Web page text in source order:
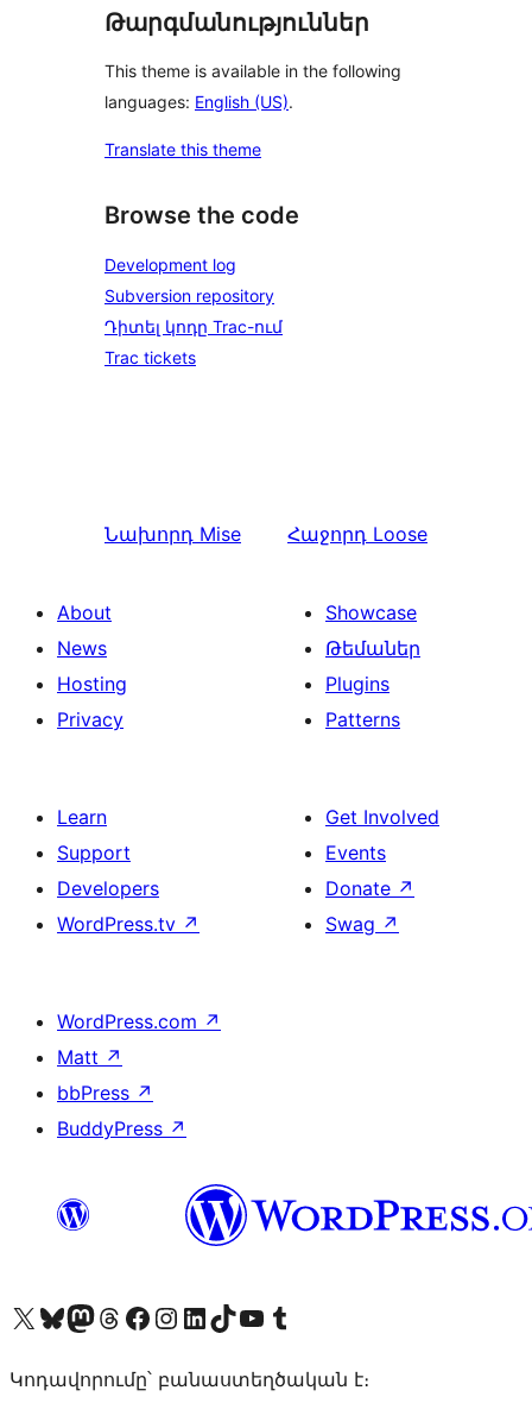
Թարգմանություններ
This theme is available in the following
languages: English (US).
Translate this theme
Browse the code
Development log
Subversion repository
Դիտել կոդը Trac-ում
Trac tickets
Նախորդ Mise Հաջորդ Loose
About
News
Hosting
Privacy
Showcase
Թեմաներ
Plugins
Patterns
Learn
Support
Developers
WordPress.tv ↗
Get Involved
Events
Donate ↗
Swag ↗
WordPress.com ↗
Matt ↗
bbPress ↗
BuddyPress ↗
Visit our X (formerly Twitter) account
Visit our Bluesky account
Visit our Mastodon account
Visit our Threads account
Visit our Facebook page
Visit our Instagram account
Visit our LinkedIn account
Visit our TikTok account
Visit our YouTube channel
Visit our Tumblr account
Կոդավորումը՝ բանաստեղծական է։